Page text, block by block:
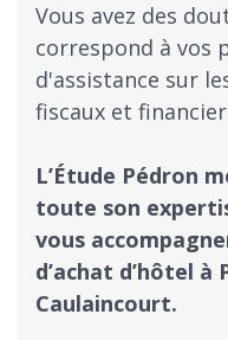
Vous avez des
correspond à vos
d'assistance sur
fiscaux et
​L’Étude Pédron
toute son
vous
d’achat d’hôtel à
Caulaincourt.